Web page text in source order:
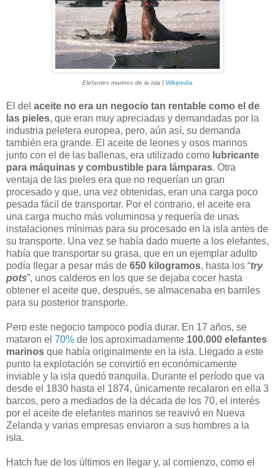
Elefantes marinos de la isla | Wikipedia
El del aceite no era un negocio tan rentable como el de
las pieles, que eran muy apreciadas y demandadas por la
industria peletera europea, pero, aún así, su demanda
también era grande. El aceite de leones y osos marinos
junto con el de las ballenas, era utilizado como lubricante
para máquinas y combustible para lámparas. Otra
ventaja de las pieles era que no requerían un gran
procesado y que, una vez obtenidas, eran una carga poco
pesada fácil de transportar. Por el contrario, el aceite era
una carga mucho más voluminosa y requería de unas
instalaciones mínimas para su procesado en la isla antes de
su transporte. Una vez se había dado muerte a los elefantes,
había que transportar su grasa, que en un ejemplar adulto
podía llegar a pesar más de 650 kilogramos, hasta los “try
pots”, unos calderos en los que se dejaba cocer hasta
obtener el aceite que, después, se almacenaba en barriles
para su posterior transporte.
Pero este negocio tampoco podía durar. En 17 años, se
mataron el 70% de los aproximadamente 100.000 elefantes
marinos que había originalmente en la isla. Llegado a este
punto la explotación se convirtió en económicamente
inviable y la isla quedó tranquila. Durante el período que va
desde el 1830 hasta el 1874, únicamente recalaron en ella 3
barcos, pero a mediados de la década de los 70, el interés
por el aceite de elefantes marinos se reavivó en Nueva
Zelanda y varias empresas enviaron a sus hombres a la
isla.
Hatch fue de los últimos en llegar y, al comienzo, como el